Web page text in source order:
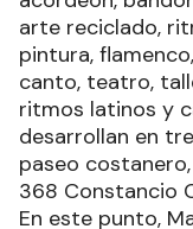
arte reciclado,
pintura,
canto, teatro,
ritmos latinos y
desarrollan en
paseo
368 Constancio
En este punto,